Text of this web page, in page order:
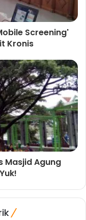
Screening'
Kronis
Masjid Agung